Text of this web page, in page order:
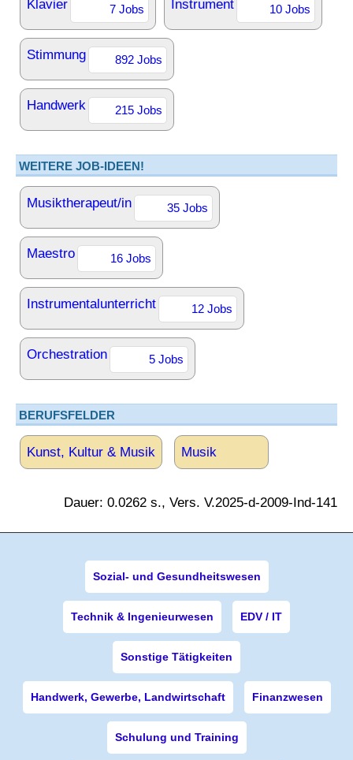
Klavier 7 Jobs Instrument 10 Jobs
Stimmung 892 Jobs
Handwerk 215 Jobs
WEITERE JOB-IDEEN!
Musiktherapeut/in 35 Jobs
Maestro 16 Jobs
Instrumentalunterricht 12 Jobs
Orchestration 5 Jobs
BERUFSFELDER
Kunst, Kultur & Musik Musik
Dauer: 0.0262 s., Vers. V.2025-d-2009-Ind-141
Sozial- und Gesundheitswesen
Technik & Ingenieurwesen EDV / IT
Sonstige Tätigkeiten
Handwerk, Gewerbe, Landwirtschaft Finanzwesen
Schulung und Training